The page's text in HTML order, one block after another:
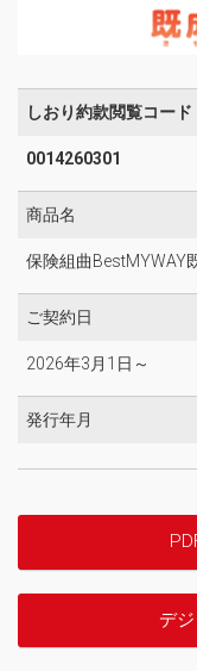
しおり約款閲覧コード
0014260301
商品名
保険組曲BestMYWAY
ご契約日
2026年3月1日～
発行年月
デ